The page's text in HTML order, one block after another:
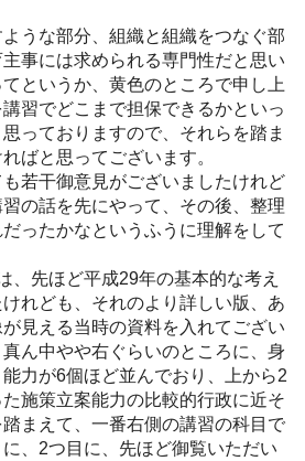
うな部分、組織と組織をつなぐ部
事には求められる専門性だと思い
というか、黄色のところで申し上
習でどこまで担保できるかといっ
っておりますので、それらを踏ま
ばと思ってございます。
若干御意見がございましたけれど
の話を先にやって、その後、整理
ったかなというふうに理解をして
先ほど平成29年の基本的な考え
れども、それのより詳しい版、あ
見える当時の資料を入れてござい
ん中やや右ぐらいのところに、身
力が6個ほど並んでおり、上から2
施策立案能力の比較的行政に近そ
まえて、一番右側の講習の科目で
、2つ目に、先ほど御覧いただい